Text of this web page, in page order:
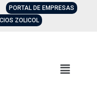
PORTAL DE EMPRESAS
ZOLICOL